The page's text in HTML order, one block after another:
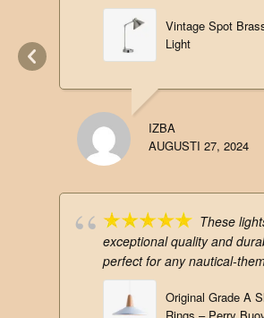
Vintage Spot
Light
IZBA
AUGUSTI 27, 2024
These
exceptional quality and
perfect for any nautical-
Original Grade A